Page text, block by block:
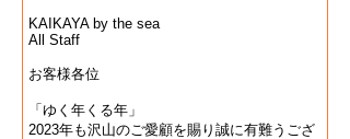
KAIKAYA by the sea
All Staff
お客様各位
「ゆく年くる年」
2023年も沢山のご愛顧を賜り誠に有難うござ